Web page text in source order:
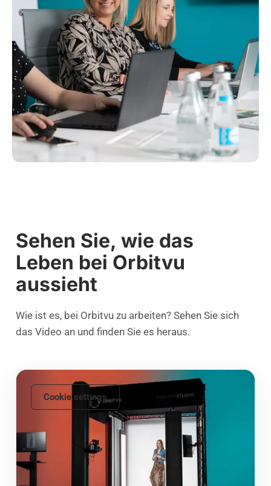
Sehen Sie, wie das
Leben bei Orbitvu
aussieht
Wie ist es, bei Orbitvu zu arbeiten? Sehen Sie sich
das Video an und finden Sie es heraus.
Cookie settings